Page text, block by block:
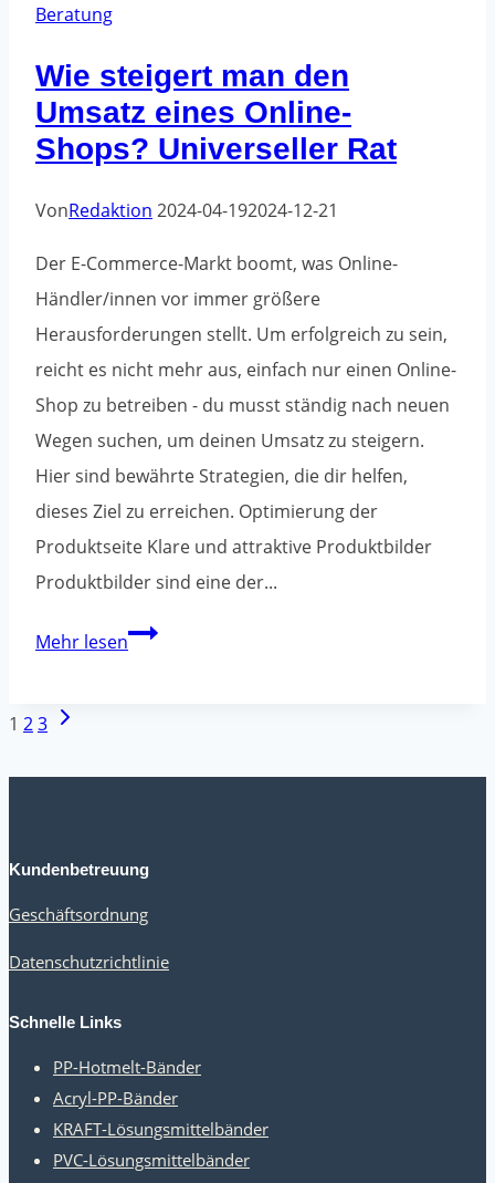
beauftragen,
um
dein
zu
vergrößern?
Beratung
Wie steigert man den
Umsatz eines Online-
Shops? Universeller Rat
VonRedaktion 2024-04-192024-12-21
Der E-Commerce-Markt boomt, was Online-
Händler/innen vor immer größere
Herausforderungen stellt. Um erfolgreich zu sein,
reicht es nicht mehr aus, einfach nur einen Online-
Shop zu betreiben - du musst ständig nach neuen
Wegen suchen, um deinen Umsatz zu steigern.
Hier sind bewährte Strategien, die dir helfen,
dieses Ziel zu erreichen. Optimierung der
Produktseite Klare und attraktive Produktbilder
Produktbilder sind eine der...
Mehr lesenWie
Umsatz
Shops?
Universeller
Rat
Seiten-
1 23 Nächste
Kundenbetreuung
Geschäftsordnung
Datenschutzrichtlinie
Schnelle Links
PP-Hotmelt-Bänder
Acryl-PP-Bänder
KRAFT-Lösungsmittelbänder
PVC-Lösungsmittelbänder